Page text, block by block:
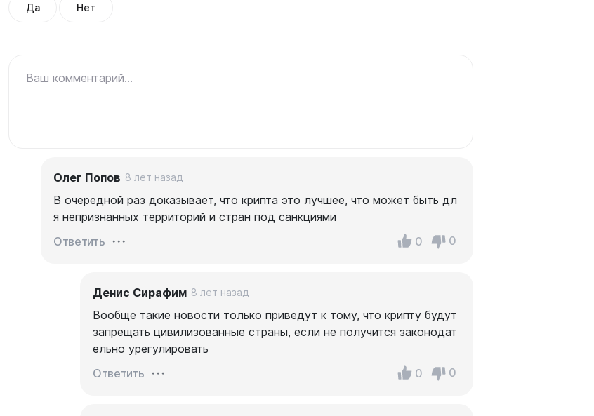
Да Нет
Ваш комментарий...
Олег Попов 8 лет назад
В очередной раз доказывает, что крипта это лучшее, что может быть дл
я непризнанных территорий и стран под санкциями
Ответить
0 0
Денис Сирафим 8 лет назад
Вообще такие новости только приведут к тому, что крипту будут
запрещать цивилизованные страны, если не получится законодат
ельно урегулировать
Ответить
0 0